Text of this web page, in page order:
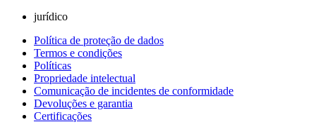
jurídico
Política de proteção de dados
Termos e condições
Políticas
Propriedade intelectual
Comunicação de incidentes de conformidade
Devoluções e garantia
Certificações